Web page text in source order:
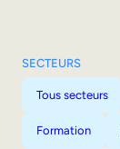
SECTEURS
Tous secteurs
Formation